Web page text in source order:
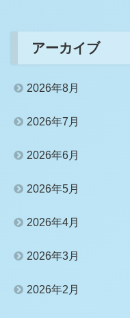
アーカイブ
2026年8月
2026年7月
2026年6月
2026年5月
2026年4月
2026年3月
2026年2月